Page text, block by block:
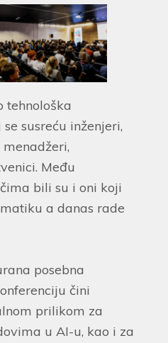
tehnološka
susreću inženjeri,
Među
bili su i oni koji
a danas rade
posebna
čini
prilikom za
u AI-u, kao i za